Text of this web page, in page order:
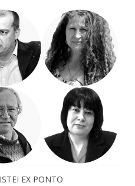
EX PONTO